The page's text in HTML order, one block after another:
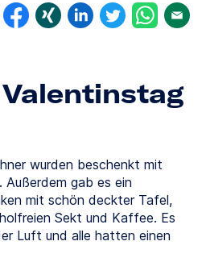
wurden beschenkt mit
Außerdem gab es ein
mit schön deckter Tafel,
Sekt und Kaffee. Es
Luft und alle hatten einen